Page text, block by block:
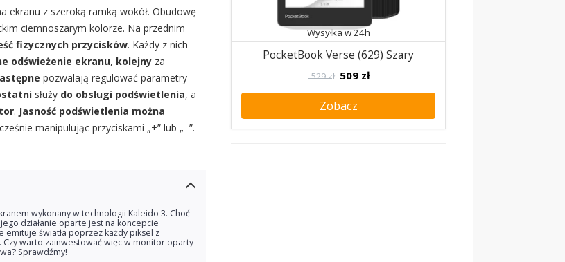
ekranu z szeroką ramką wokół. Obudowę
ciemnoszarym kolorze. Na przednim
fizycznych przycisków. Każdy z nich
odświeżenie ekranu, kolejny za
pozwalają regulować parametry
służy do obsługi podświetlenia, a
. Jasność podświetlenia można
manipulując przyciskami „+” lub „–”.
wykonany w technologii Kaleido 3. Choć
działanie oparte jest na koncepcie
emituje światła poprzez każdy piksel z
warto zainwestować więc w monitor oparty
Sprawdźmy!
Wysyłka w 24h
PocketBook Verse (629) Szary
529 zł 509 zł
Zobacz